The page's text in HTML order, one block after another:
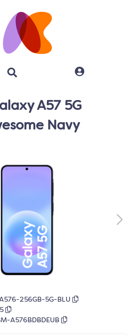
A57 5G
Navy
256GB-5G-BLU
A576BDBDEUB